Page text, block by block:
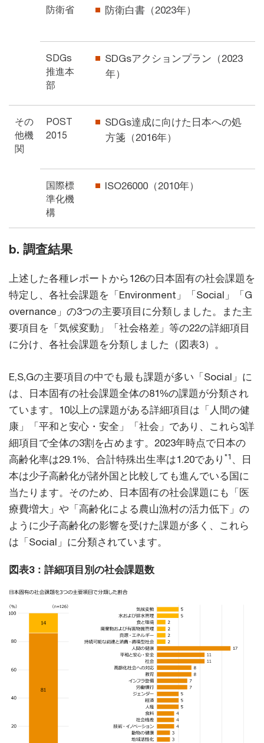
防衛省 防衛白書（2023年）
SDGs
推進本
部
SDGsアクションプラン（2023
年）
その
他機
関
POST
2015
SDGs達成に向けた日本への処
方箋（2016年）
国際標
準化機
構
ISO26000（2010年）
b. 調査結果
上述した各種レポートから126の日本固有の社会課題を
特定し、各社会課題を「Environment」「Social」「G
overnance」の3つの主要項目に分類しました。また主
要項目を「気候変動」「社会格差」等の22の詳細項目
に分け、各社会課題を分類しました（図表3）。
E,S,Gの主要項目の中でも最も課題が多い「Social」に
は、日本固有の社会課題全体の81%の課題が分類され
ています。10以上の課題がある詳細項目は「人間の健
康」「平和と安心・安全」「社会」であり、これら3詳
細項目で全体の3割を占めます。2023年時点で日本の
高齢化率は29.1%、合計特殊出生率は1.20であり *1 、日
本は少子高齢化が諸外国と比較しても進んでいる国に
当たります。そのため、日本固有の社会課題にも「医
療費増大」や「高齢化による農山漁村の活力低下」の
ように少子高齢化の影響を受けた課題が多く、これら
は「Social」に分類されています。
図表3：詳細項目別の社会課題数